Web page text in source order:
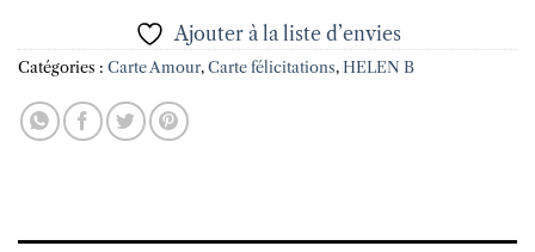
Ajouter à la liste d’envies
Catégories : Carte Amour, Carte félicitations, HELEN B